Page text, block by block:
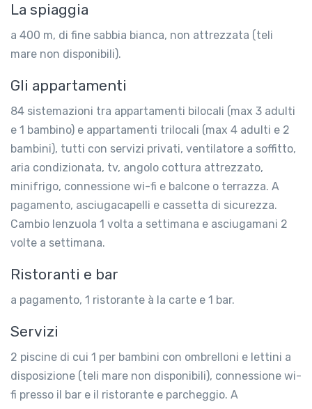
La spiaggia
a 400 m, di fine sabbia bianca, non attrezzata (teli
mare non disponibili).
Gli appartamenti
84 sistemazioni tra appartamenti bilocali (max 3 adulti
e 1 bambino) e appartamenti trilocali (max 4 adulti e 2
bambini), tutti con servizi privati, ventilatore a soffitto,
aria condizionata, tv, angolo cottura attrezzato,
minifrigo, connessione wi-fi e balcone o terrazza. A
pagamento, asciugacapelli e cassetta di sicurezza.
Cambio lenzuola 1 volta a settimana e asciugamani 2
volte a settimana.
Ristoranti e bar
a pagamento, 1 ristorante à la carte e 1 bar.
Servizi
2 piscine di cui 1 per bambini con ombrelloni e lettini a
disposizione (teli mare non disponibili), connessione wi-
fi presso il bar e il ristorante e parcheggio. A